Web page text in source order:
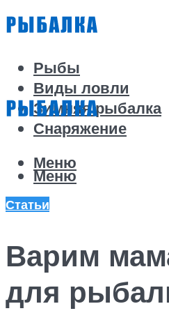
Рыбы
Виды ловли
Зимняя рыбалка
Снаряжение
Меню
Меню
Статьи
Варим
для